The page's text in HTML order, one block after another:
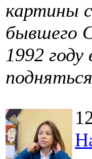
картины
бывшего
1992